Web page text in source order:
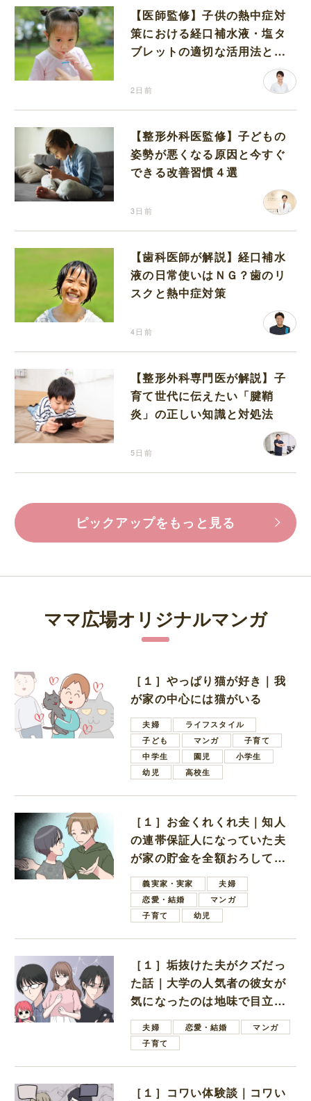
【医師監修】子供の熱中症対
策における経口補水液・塩タ
ブレットの適切な活用法と水
2日前
【整形外科医監修】子どもの
姿勢が悪くなる原因と今すぐ
できる改善習慣４選
3日前
【歯科医師が解説】経口補水
液の日常使いはＮＧ？歯のリ
スクと熱中症対策
4日前
【整形外科専門医が解説】子
育て世代に伝えたい「腱鞘
炎」の正しい知識と対処法
5日前
ピックアップをもっと見る
ママ広場オリジナルマンガ
［１］やっぱり猫が好き｜我
が家の中心には猫がいる
夫婦
ライフスタイル
子ども
マンガ
子育て
中学生
園児
小学生
幼児
高校生
［１］お金くれくれ夫｜知人
の連帯保証人になっていた夫
が家の貯金を全額おろしてほ
しいと言ってきた
義実家・実家
夫婦
恋愛・結婚
マンガ
子育て
幼児
［１］垢抜けた夫がクズだっ
た話｜大学の人気者の彼女が
気になったのは地味で目立た
ない男子学生
夫婦 恋愛・結婚
マンガ
子育て
［１］コワい体験談｜コワい